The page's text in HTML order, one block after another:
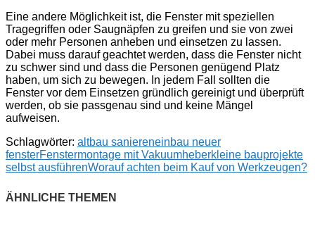
Eine andere Möglichkeit ist, die Fenster mit speziellen
Tragegriffen oder Saugnäpfen zu greifen und sie von zwei
oder mehr Personen anheben und einsetzen zu lassen.
Dabei muss darauf geachtet werden, dass die Fenster nicht
zu schwer sind und dass die Personen genügend Platz
haben, um sich zu bewegen. In jedem Fall sollten die
Fenster vor dem Einsetzen gründlich gereinigt und überprüft
werden, ob sie passgenau sind und keine Mängel
aufweisen.
Schlagwörter: altbau saniereneinbau neuer
fensterFenstermontage mit Vakuumheberkleine bauprojekte
selbst ausführenWorauf achten beim Kauf von Werkzeugen?